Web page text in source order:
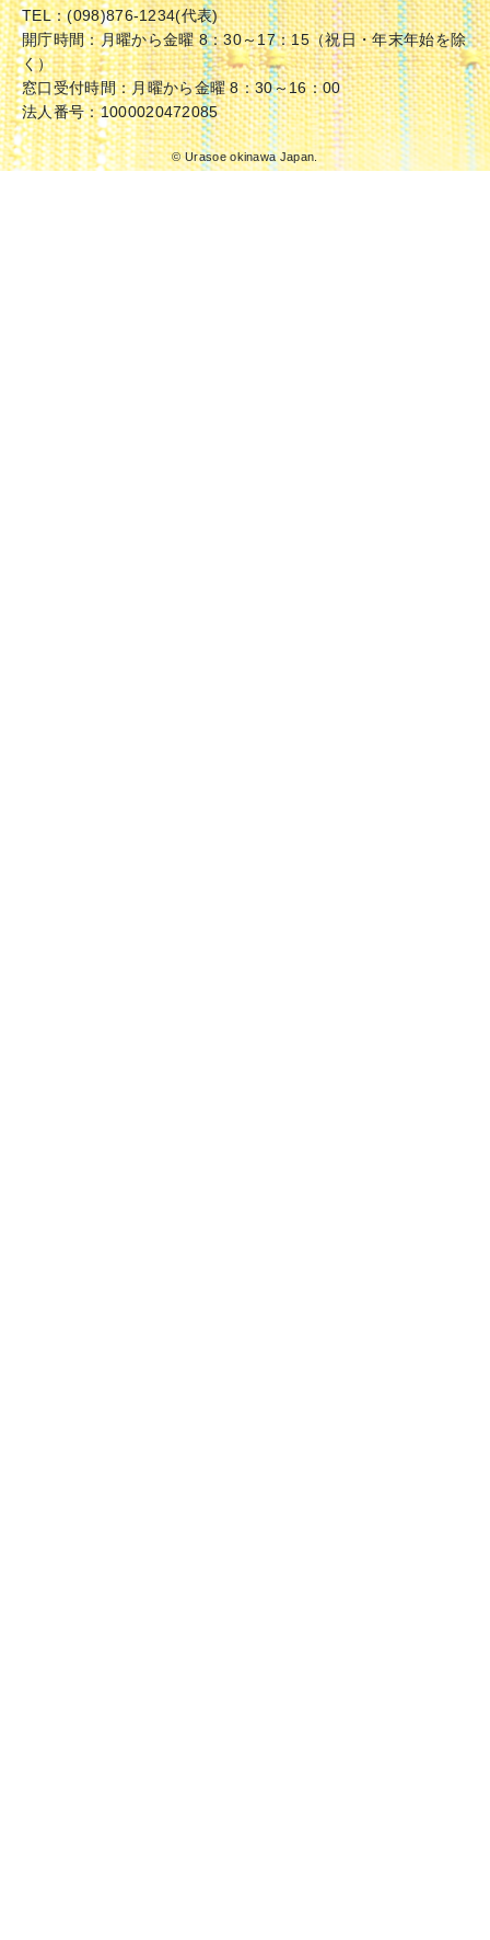
TEL：(098)876-1234(代表)
開庁時間：月曜から金曜 8：30～17：15（祝日・年末年始を除
く）
窓口受付時間：月曜から金曜 8：30～16：00
法人番号：1000020472085
© Urasoe okinawa Japan.